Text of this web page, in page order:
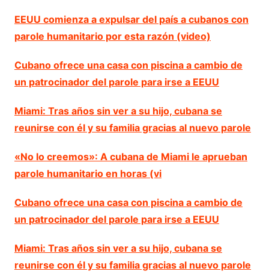
EEUU comienza a expulsar del país a cubanos con
parole humanitario por esta razón (video)
Cubano ofrece una casa con piscina a cambio de
un patrocinador del parole para irse a EEUU
Miami: Tras años sin ver a su hijo, cubana se
reunirse con él y su familia gracias al nuevo parole
«No lo creemos»: A cubana de Miami le aprueban
parole humanitario en horas (vi
Cubano ofrece una casa con piscina a cambio de
un patrocinador del parole para irse a EEUU
Miami: Tras años sin ver a su hijo, cubana se
reunirse con él y su familia gracias al nuevo parole